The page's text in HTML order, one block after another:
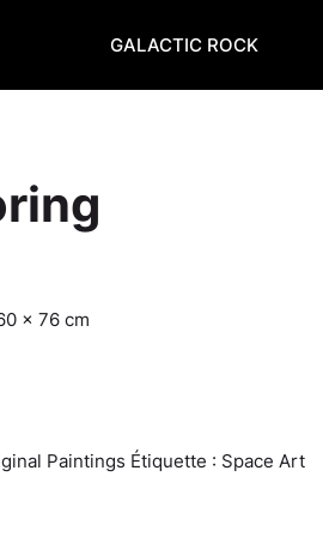
GALACTIC ROCK
x 76 cm
Paintings Étiquette : Space Art